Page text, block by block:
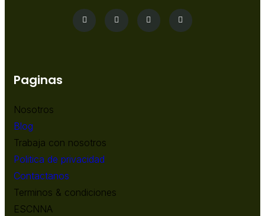
Paginas
Nosotros
Blog
Trabaja con nosotros
Politica de privacidad
Contactanos
Terminos & condiciones
ESCNNA